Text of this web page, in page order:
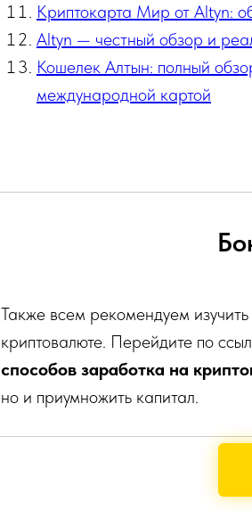
Криптокарта Мир от Altyn:
Altyn — честный обзор и
Кошелек Алтын: полный
международной картой
Также всем рекомендуем
криптовалюте. Перейдите по
способов заработка на
но и приумножить капитал.